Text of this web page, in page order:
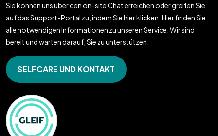
Sie können uns über den on-site Chat erreichen oder greifen Sie
auf das Support-Portal zu, indem Sie hier klicken. Hier finden Sie
alle notwendigen Informationen zu unseren Service. Wir sind
bereit und warten darauf, Sie zu unterstützen.
SELFCARE UND KONTAKT